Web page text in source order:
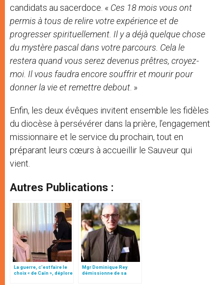
candidats au sacerdoce. « Ces 18 mois vous ont
permis à tous de relire votre expérience et de
progresser spirituellement. Il y a déjà quelque chose
du mystère pascal dans votre parcours. Cela le
restera quand vous serez devenus prêtres, croyez-
moi. Il vous faudra encore souffrir et mourir pour
donner la vie et remettre debout . »
Enfin, les deux évêques invitent ensemble les fidèles
du diocèse à persévérer dans la prière, l’engagement
missionnaire et le service du prochain, tout en
préparant leurs cœurs à accueillir le Sauveur qui
vient.
Autres Publications :
La guerre, c’est faire le
choix « de Caïn », déplore
Mgr Dominique Rey
démissionne de sa